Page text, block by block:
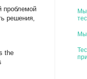
проблемой
решения,
the